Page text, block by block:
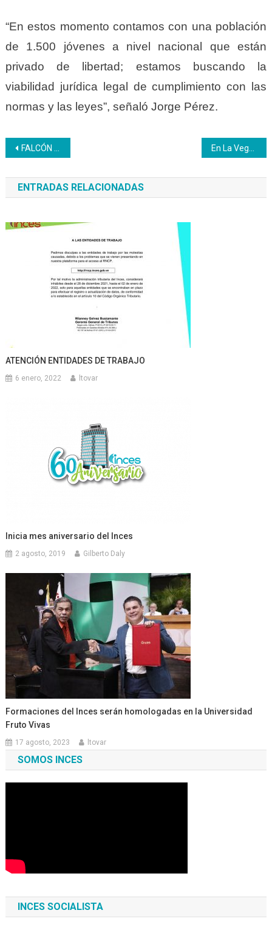
“En estos momento contamos con una población
de 1.500 jóvenes a nivel nacional que están
privado de libertad; estamos buscando la
viabilidad jurídica legal de cumplimiento con las
normas y las leyes”, señaló Jorge Pérez.
Navegación
de
entradas
FALCÓN | En Inces conocen sobre la violencia de género
ENTRADAS RELACIONADAS
ATENCIÓN ENTIDADES DE TRABAJO
6 enero, 2022 ltovar
Inicia mes aniversario del Inces
2 agosto, 2019 Gilberto Daly
Formaciones del Inces serán homologadas en la Universidad
Fruto Vivas
17 agosto, 2023 ltovar
SOMOS INCES
INCES SOCIALISTA